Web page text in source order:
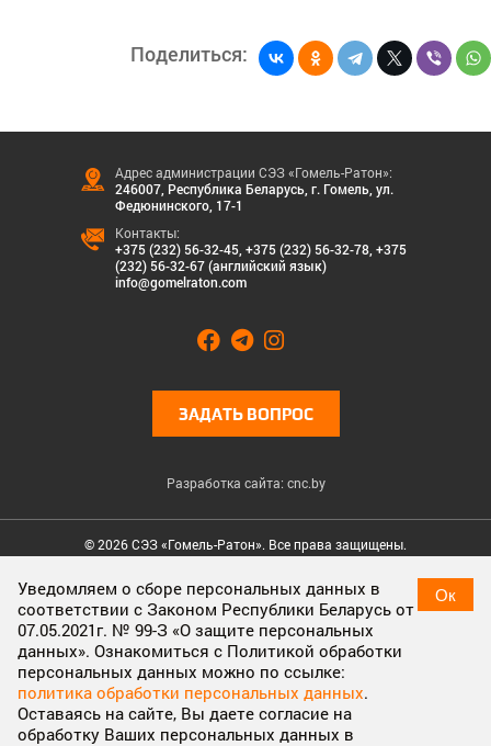
Поделиться:
Уведомляем о сборе персональных данных в
соответствии с Законом Республики Беларусь от
07.05.2021г. № 99-З «О защите персональных
данных». Ознакомиться с Политикой обработки
персональных данных можно по ссылке:
политика обработки персональных данных.
Оставаясь на сайте, Вы даете согласие на
обработку Ваших персональных данных в
Ок
Адрес администрации СЭЗ «Гомель-Ратон»:
246007, Республика Беларусь, г. Гомель, ул.
Федюнинского, 17-1
Контакты:
+375 (232) 56-32-45 +375 (232) 56-32-78 +375
(232) 56-32-67 (английский язык)
info@gomelraton.com
ЗАДАТЬ ВОПРОС
Разработка сайта: cnc.by
© 2026 СЭЗ «Гомель-Ратон». Все права защищены.
Cookies & Privacy
Cookies enable you to use shopping carts and to personalize
your experience on our sites, tell us which parts of our websites
people have visited, help us measure the effectiveness of ads
and web searches, and give us insights into user behavior so we
can improve our communications and products.
information